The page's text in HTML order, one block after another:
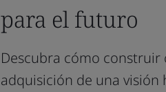
para el futuro
Descubra cómo
adquisición de una visión